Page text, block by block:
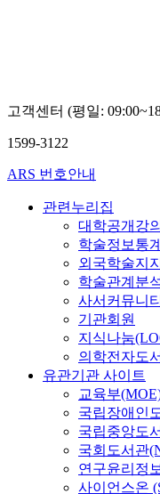
고객센터 (평일:
1599-3122
ARS 번호안내
관련누리집
대학공개강
학술정보통
외국학술지
학술관계분
사서커뮤니티
기관회원
지식나눔
의학전자도
유관기관 사이트
교육부
국립장애인
국립중앙도
국회도서관
연구윤리정
사이언스온